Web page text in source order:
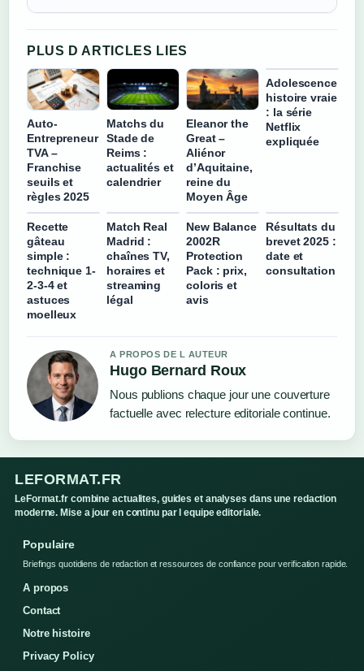
PLUS D ARTICLES LIES
Auto-
Entrepreneur
TVA –
Franchise
seuils et
règles 2025
Matchs du
Stade de
Reims :
actualités et
calendrier
Eleanor the
Great –
Aliénor
d’Aquitaine,
reine du
Moyen Âge
Adolescence
histoire vraie
: la série
Netflix
expliquée
Recette
gâteau
simple :
technique 1-
2-3-4 et
astuces
moelleux
Match Real
Madrid :
chaînes TV,
horaires et
streaming
légal
New Balance
2002R
Protection
Pack : prix,
coloris et
avis
Résultats du
brevet 2025 :
date et
consultation
A PROPOS DE L AUTEUR
Hugo Bernard Roux
Nous publions chaque jour une couverture
factuelle avec relecture editoriale continue.
LEFORMAT.FR
LeFormat.fr combine actualites, guides et analyses dans une redaction
moderne. Mise a jour en continu par l equipe editoriale.
Populaire
Briefings quotidiens de redaction et ressources de confiance pour verification rapide.
A propos
Contact
Notre histoire
Privacy Policy